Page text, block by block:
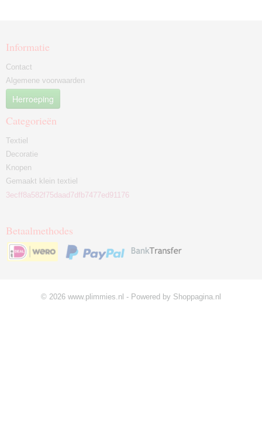
Informatie
Contact
Algemene voorwaarden
Herroeping
Categorieën
Textiel
Decoratie
Knopen
Gemaakt klein textiel
3ecff8a582f75daad7dfb7477ed91176
Betaalmethodes
© 2026 www.plimmies.nl - Powered by Shoppagina.nl